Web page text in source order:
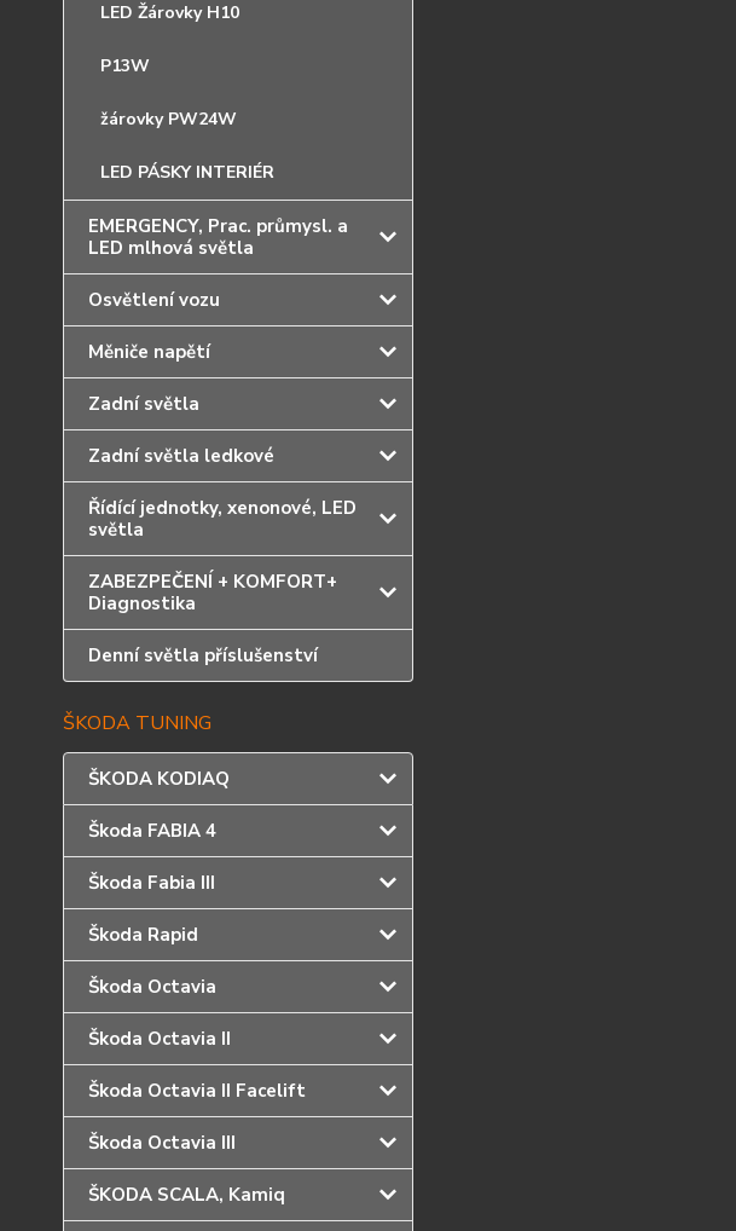
LED Žárovky H10
P13W
žárovky PW24W
LED PÁSKY INTERIÉR
EMERGENCY, Prac. průmysl. a
LED mlhová světla
Osvětlení vozu
Měniče napětí
Zadní světla
Zadní světla ledkové
Řídící jednotky, xenonové, LED
světla
ZABEZPEČENÍ + KOMFORT+
Diagnostika
Denní světla příslušenství
ŠKODA TUNING
ŠKODA KODIAQ
Škoda FABIA 4
Škoda Fabia III
Škoda Rapid
Škoda Octavia
Škoda Octavia II
Škoda Octavia II Facelift
Škoda Octavia III
ŠKODA SCALA, Kamiq